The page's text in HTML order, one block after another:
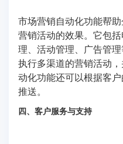
市场营销自动化功能帮
营销活动的效果。它包
理、活动管理、广告管
执行多渠道的营销活动
动化功能还可以根据客
推送。
四、客户服务与支持